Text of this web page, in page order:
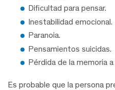
Dificultad para pensar.
Inestabilidad emocional.
Paranoia.
Pensamientos suicidas.
Pérdida de la memoria
Es probable que la persona